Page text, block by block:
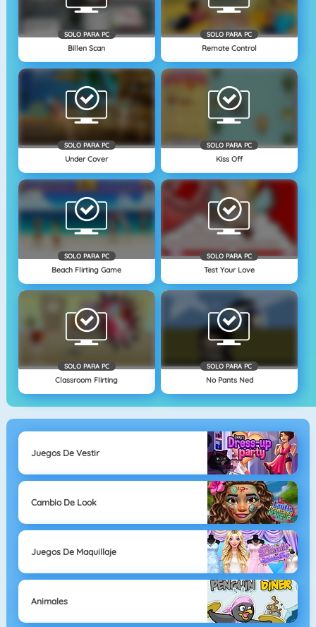
SOLO PARA PC
Billen Scan
SOLO PARA PC
Remote Control
SOLO PARA PC
Under Cover
SOLO PARA PC
Kiss Off
SOLO PARA PC
Beach Flirting Game
SOLO PARA PC
Test Your Love
SOLO PARA PC
Classroom Flirting
SOLO PARA PC
No Pants Ned
Juegos De Vestir
Cambio De Look
Juegos De Maquillaje
Animales